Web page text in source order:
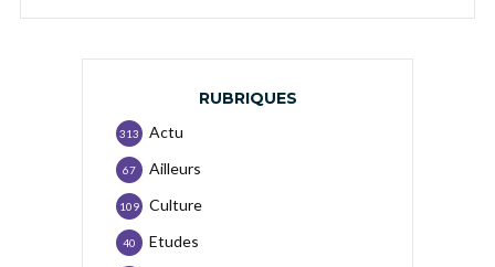
RUBRIQUES
Actu
313
Ailleurs
67
Culture
109
Etudes
40